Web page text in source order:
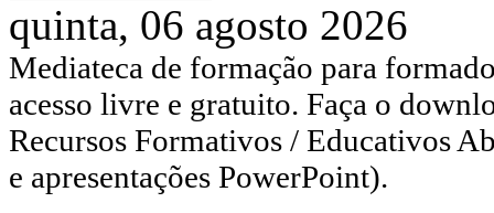
quinta, 06 agosto 2026
Mediateca de formação para
acesso livre e gratuito. Faça o
Recursos Formativos / Educativos
e apresentações PowerPoint).